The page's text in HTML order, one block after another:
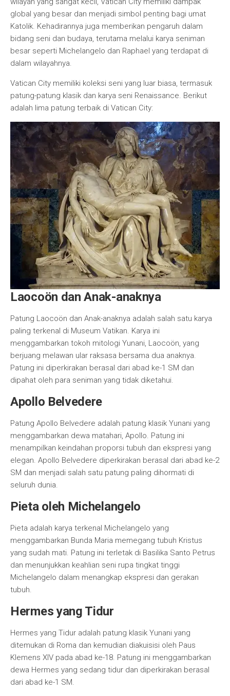
global yang besar dan menjadi simbol penting bagi umat
Katolik. Kehadirannya juga memberikan pengaruh dalam
bidang seni dan budaya, terutama melalui karya seniman
besar seperti Michelangelo dan Raphael yang terdapat di
dalam wilayahnya.
Vatican City memiliki koleksi seni yang luar biasa, termasuk
patung-patung klasik dan karya seni Renaissance. Berikut
adalah lima patung terbaik di Vatican City:
Laocoön dan Anak-anaknya
Patung Laocoön dan Anak-anaknya adalah salah satu karya
paling terkenal di Museum Vatikan. Karya ini
menggambarkan tokoh mitologi Yunani, Laocoön, yang
berjuang melawan ular raksasa bersama dua anaknya.
Patung ini diperkirakan berasal dari abad ke-1 SM dan
dipahat oleh para seniman yang tidak diketahui.
Apollo Belvedere
Patung Apollo Belvedere adalah patung klasik Yunani yang
menggambarkan dewa matahari, Apollo. Patung ini
menampilkan keindahan proporsi tubuh dan ekspresi yang
elegan. Apollo Belvedere diperkirakan berasal dari abad ke-2
SM dan menjadi salah satu patung paling dihormati di
seluruh dunia.
Pieta oleh Michelangelo
Pieta adalah karya terkenal Michelangelo yang
menggambarkan Bunda Maria memegang tubuh Kristus
yang sudah mati. Patung ini terletak di Basilika Santo Petrus
dan menunjukkan keahlian seni rupa tingkat tinggi
Michelangelo dalam menangkap ekspresi dan gerakan
tubuh.
Hermes yang Tidur
Hermes yang Tidur adalah patung klasik Yunani yang
ditemukan di Roma dan kemudian diakuisisi oleh Paus
Klemens XIV pada abad ke-18. Patung ini menggambarkan
dewa Hermes yang sedang tidur dan diperkirakan berasal
dari abad ke-1 SM.